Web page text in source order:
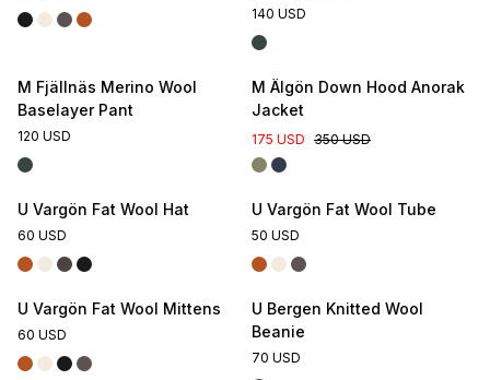
140 USD
M Fjällnäs Merino Wool
Baselayer Pant
120 USD
M Älgön Down Hood Anorak
Jacket
175 USD 350 USD
U Vargön Fat Wool Hat
60 USD
U Vargön Fat Wool Tube
50 USD
U Vargön Fat Wool Mittens
60 USD
U Bergen Knitted Wool
Beanie
70 USD